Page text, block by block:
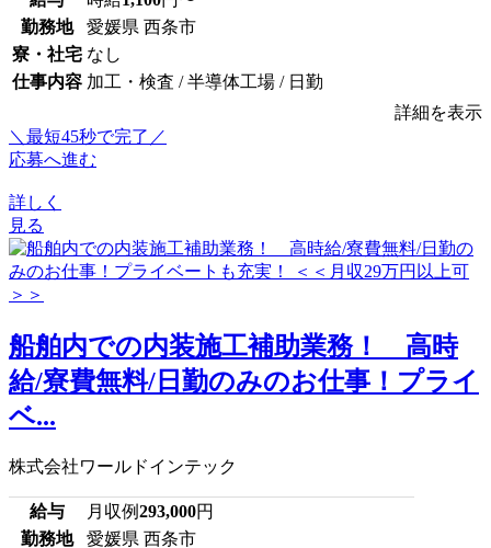
勤務地
愛媛県 西条市
寮・社宅 なし
仕事内容 加工・検査 / 半導体工場 / 日勤
詳細を表示
＼最短45秒で完了／
応募へ進む
詳しく
見る
船舶内での内装施工補助業務！ 高時
給/寮費無料/日勤のみのお仕事！プライ
ベ...
株式会社ワールドインテック
給与 月収例293,000円
勤務地
愛媛県 西条市